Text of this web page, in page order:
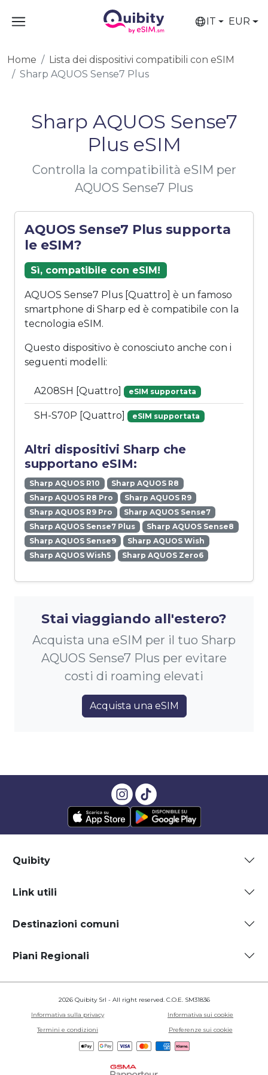
IT EUR
Home
Lista dei dispositivi compatibili con eSIM
Sharp AQUOS Sense7 Plus
Sharp AQUOS Sense7
Plus eSIM
Controlla la compatibilità eSIM per
AQUOS Sense7 Plus
AQUOS Sense7 Plus supporta
le eSIM?
Sì, compatibile con eSIM!
AQUOS Sense7 Plus [Quattro] è un famoso
smartphone di Sharp ed è compatibile con la
tecnologia eSIM.
Questo dispositivo è conosciuto anche con i
seguenti modelli:
A208SH [Quattro] eSIM supportata
SH-S70P [Quattro] eSIM supportata
Altri dispositivi Sharp che
supportano eSIM:
Sharp AQUOS R10
Sharp AQUOS R8
Sharp AQUOS R8 Pro
Sharp AQUOS R9
Sharp AQUOS R9 Pro
Sharp AQUOS Sense7
Sharp AQUOS Sense7 Plus
Sharp AQUOS Sense8
Sharp AQUOS Sense9
Sharp AQUOS Wish
Sharp AQUOS Wish5
Sharp AQUOS Zero6
Stai viaggiando all'estero?
Acquista una eSIM per il tuo Sharp
AQUOS Sense7 Plus per evitare
costi di roaming elevati
Acquista una eSIM
Quibity
Link utili
Destinazioni comuni
Piani Regionali
2026 Quibity Srl - All right reserved. C.O.E. SM31836
Informativa sulla privacy
Informativa sui cookie
Termini e condizioni
Preferenze sui cookie